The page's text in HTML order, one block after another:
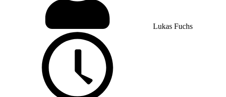
Lukas Fuchs